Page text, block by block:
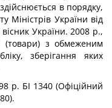
в порядку,
Міністрів України від
України. 2008 р.,
з обмеженим
зберігання яких
р. БІ 1340 (Офіційний